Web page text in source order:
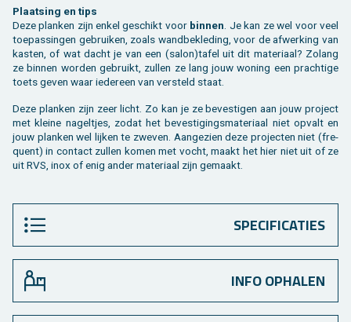
Plaat­sing en tips
Deze plan­ken zijn enkel ge­schikt voor bin­nen . Je kan ze wel voor veel
toe­pas­sin­gen ge­brui­ken, zoals wand­be­kle­ding, voor de af­wer­king van
kas­ten, of wat dacht je van een (salon)tafel uit dit ma­te­ri­aal? Zo­lang
ze bin­nen wor­den ge­bruikt, zul­len ze lang jouw wo­ning een prach­ti­ge
toets geven waar ie­der­een van ver­steld staat.
Deze plan­ken zijn zeer licht. Zo kan je ze be­ves­ti­gen aan jouw pro­ject
met klei­ne na­gel­tjes, zodat het be­ves­ti­gings­ma­te­ri­aal niet op­valt en
jouw plan­ken wel lij­ken te zwe­ven. Aan­ge­zien deze pro­jec­ten niet (fre­
quent) in con­tact zul­len komen met vocht, maakt het hier niet uit of ze
uit RVS, inox of enig ander ma­te­ri­aal zijn ge­maakt.
SPECIFICATIES
INFO OPHALEN